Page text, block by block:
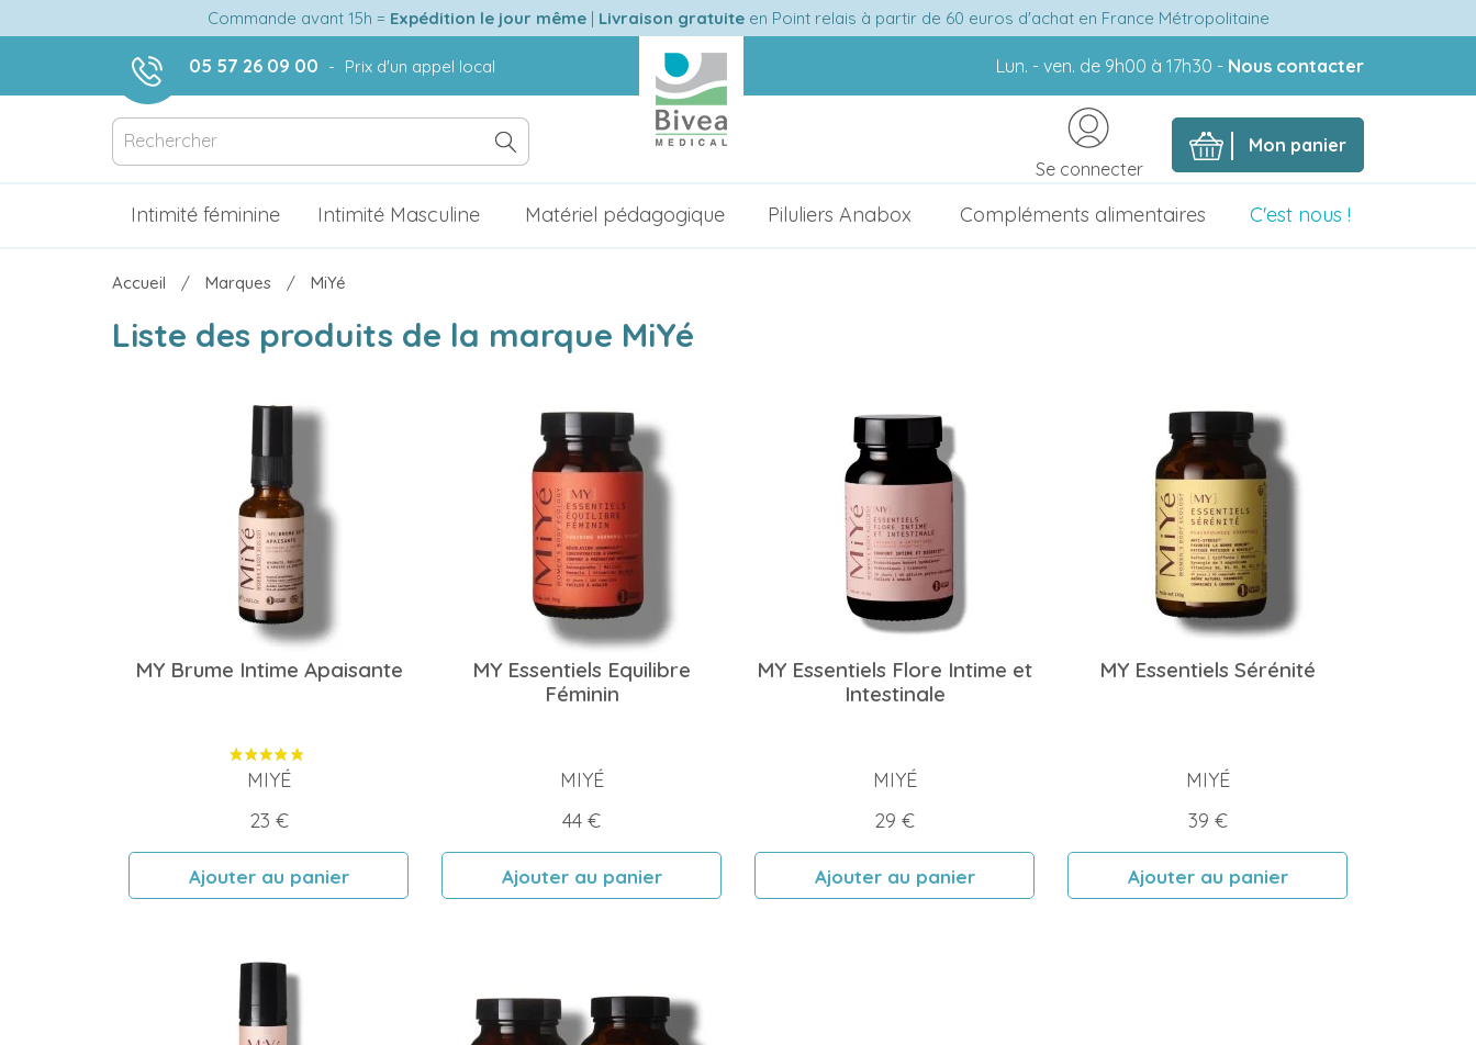
Commande avant 15h = Expédition le jour même| Livraison gratuiteen Point relais à partir de 60 euros d'achat en France Métropolitaine
05 57 26 09 00 - Prix d'un appel local Lun. - ven. de 9h00 à 17h30 - Nous contacter
Mon panier
Se connecter
Intimité féminine Intimité Masculine Matériel pédagogique Piluliers Anabox Compléments alimentaires C'est nous !
Accueil Marques MiYé
Liste des produits de la marque MiYé
MY Brume Intime Apaisante
MIYÉ
Prix
23 €
Ajouter au panier
MY Essentiels Equilibre
Féminin
MIYÉ
Prix
44 €
Ajouter au panier
MY Essentiels Flore Intime et
Intestinale
MIYÉ
Prix
29 €
Ajouter au panier
MY Essentiels Sérénité
MIYÉ
Prix
39 €
Ajouter au panier